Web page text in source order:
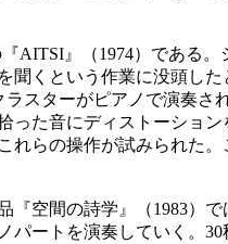
『AITSI 』（1974）である。
くという作業に没頭し
スターがピアノで演奏さ
た音にディストーショ
らの操作が試みられた
『空間の詩学 』（1983） で
ートを演奏していく。 30